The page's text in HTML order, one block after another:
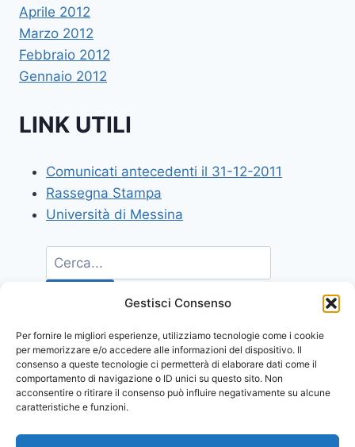
Gestisci Consenso
Per fornire le migliori esperienze, utilizziamo tecnologie come i cookie
per memorizzare e/o accedere alle informazioni del dispositivo. Il
consenso a queste tecnologie ci permetterà di elaborare dati come il
comportamento di navigazione o ID unici su questo sito. Non
acconsentire o ritirare il consenso può influire negativamente su alcune
caratteristiche e funzioni.
Aprile 2012
Marzo 2012
Febbraio 2012
Gennaio 2012
LINK UTILI
Comunicati antecedenti il 31-12-2011
Rassegna Stampa
Università di Messina